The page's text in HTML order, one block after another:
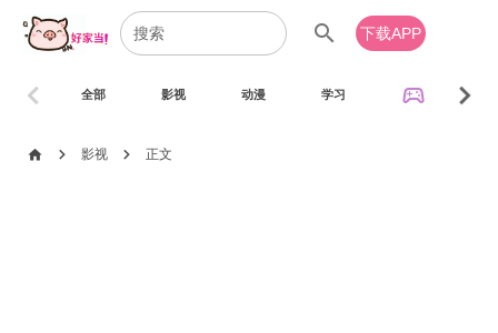
search 下载APP
全部 影视 动漫 学习 sports_esports
chevron_left chevron_right
home chevron_right 影视 chevron_right 正文